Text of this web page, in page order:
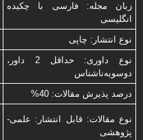
زبان مجله: فارسی با چكیده
انگلیسی
نوع انتشار: چاپی
نوع داوری: حداقل 2 داور،
دوسویه‌ناشناس
درصد پذیرش مقالات: 40%
نوع مقالات: قابل انتشار: علمی-
پژوهشی